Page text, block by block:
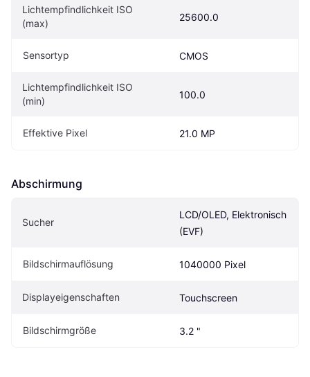
Lichtempfindlichkeit ISO
(max)
25600.0
Sensortyp CMOS
Lichtempfindlichkeit ISO
(min)
100.0
Effektive Pixel 21.0 MP
Abschirmung
Sucher
LCD/OLED, Elektronisch
(EVF)
Bildschirmauflösung 1040000 Pixel
Displayeigenschaften Touchscreen
Bildschirmgröße 3.2 "